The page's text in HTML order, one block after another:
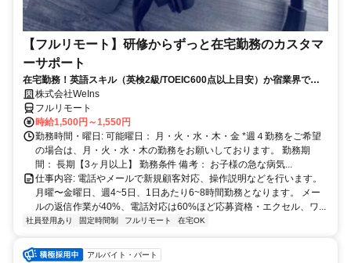
【フルリモート】研修からずっと在宅勤務のカスタマ
ーサポート
在宅勤務！英語スキル（英検2級/TOEIC600点以上目安）か宿業界での
就労経験のいずれか必須★週4〜OK◎
株式会社WeIns
フルリモート
時給1,500円～1,550円
勤務時間・曜日: 可能曜日： 月・火・水・木・金 *週４勤務をご希望
の場合は、月・火・水・木の勤務をお願いしております。 勤務期
間： 長期【3ヶ月以上】 勤務条件 備考： お子様の急な病気...
仕事内容: 電話やメールで新規顧客対応、操作説明などを行います。
月曜〜金曜日、週4~5日、1日あたり6~8時間勤務となります。 メー
ルの返信作業が40%、電話対応は60%ほど応募資格・エクセル、ワ...
社員登用あり 固定時間制 フルリモート 在宅OK
アルバイト・パート